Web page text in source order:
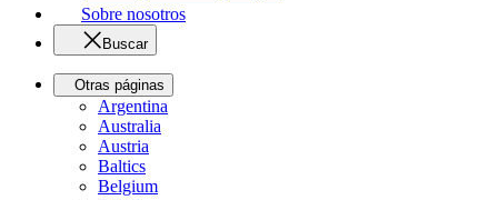
Sobre nosotros
Buscar
Otras páginas
Argentina
Australia
Austria
Baltics
Belgium